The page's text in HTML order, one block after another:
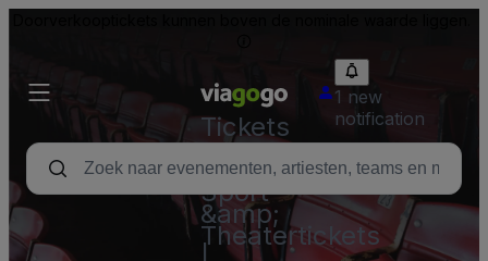
Tickets
-
Concert,
Sport
&amp;
Theatertickets
1 new
notification